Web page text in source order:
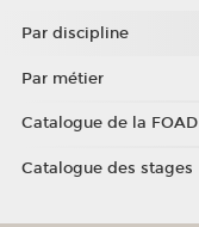
Par discipline
Par métier
Catalogue de la FOAD
Catalogue des stages